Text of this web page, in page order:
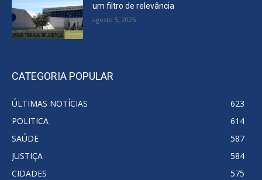
um filtro de relevância
agosto 5, 2026
CATEGORIA POPULAR
ÚLTIMAS NOTÍCIAS
623
POLITICA
614
SAÚDE
587
JUSTIÇA
584
CIDADES
575